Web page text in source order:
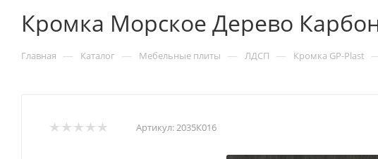
Кромка Морское Дерево
Главная — Каталог — Мебельные плиты — ЛДСП — Кромка GP-Plast
Артикул:2035К016